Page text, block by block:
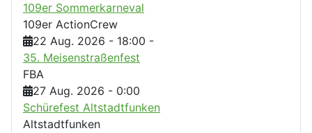
109er Sommerkarneval
109er ActionCrew
22 Aug. 2026 - 18:00 -
35. Meisenstraßenfest
FBA
27 Aug. 2026 - 0:00
Schürefest Altstadtfunken
Altstadtfunken